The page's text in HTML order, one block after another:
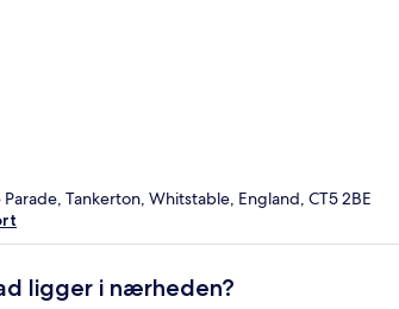
Parade, Tankerton, Whitstable, England, CT5 2BE
ligger i nærheden?